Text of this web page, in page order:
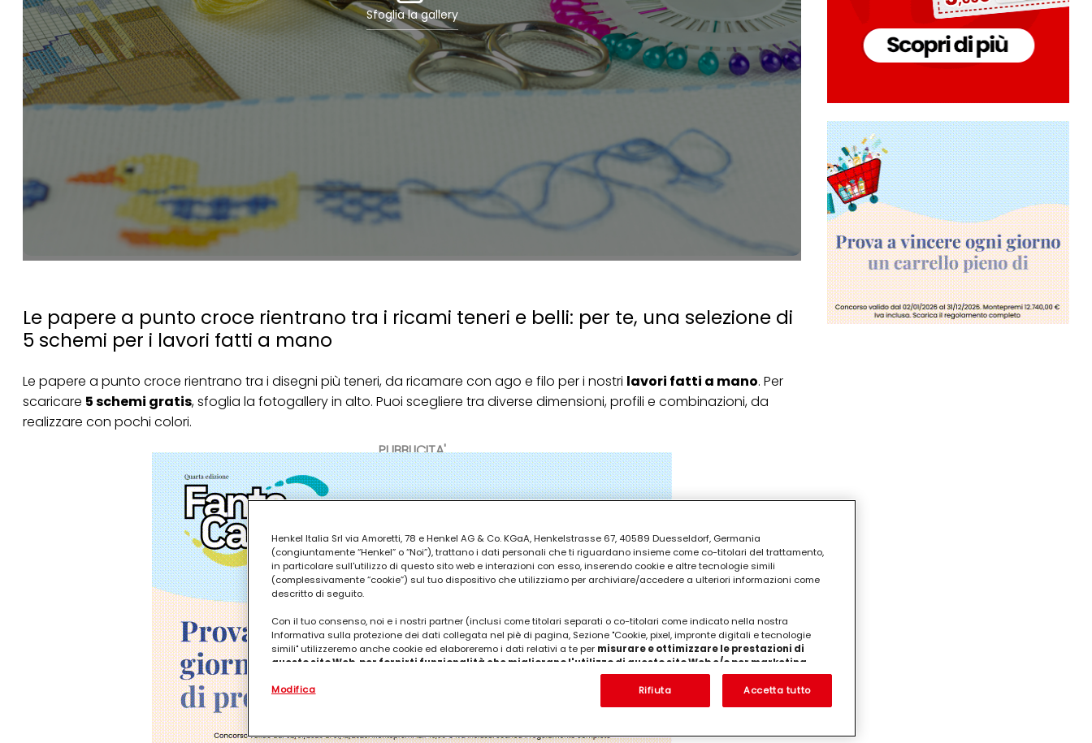
Sfoglia la gallery
Le papere a punto croce rientrano tra i ricami teneri e belli: per te, una selezione di
5 schemi per i lavori fatti a mano
PUBBLICITA'
Le papere a punto croce rientrano tra i disegni più teneri, da ricamare con ago e filo per i nostri lavori fatti a mano. Per
scaricare 5 schemi gratis, sfoglia la fotogallery in alto. Puoi scegliere tra diverse dimensioni, profili e combinazioni, da
realizzare con pochi colori.
Henkel Italia Srl via Amoretti, 78 e Henkel AG & Co. KGaA, Henkelstrasse 67, 40589 Duesseldorf, Germania
(congiuntamente “Henkel” o “Noi”), trattano i dati personali che ti riguardano insieme come co-titolari del trattamento,
in particolare sull'utilizzo di questo sito web e interazioni con esso, inserendo cookie e altre tecnologie simili
(complessivamente “cookie”) sul tuo dispositivo che utilizziamo per archiviare/accedere a ulteriori informazioni come
descritto di seguito.
Con il tuo consenso, noi e i nostri partner (inclusi come titolari separati o co-titolari come indicato nella nostra
Informativa sulla protezione dei dati collegata nel piè di pagina, Sezione "Cookie, pixel, impronte digitali e tecnologie
simili" utilizzeremo anche cookie ed elaboreremo i dati relativi a te per misurare e ottimizzare le prestazioni di
questo sito Web, per fornirti funzionalità che migliorano l'utilizzo di questo sito Web e/o per marketing
. Analizzeremo il tuo utilizzo di questo sito Web e le tue interazioni commerciali con noi
(rispettivamente dell'azienda per cui lavori) per) e su tale base tracciare i tuoi acquisti dei nostri prodotti su siti Web di
terzi, conservare le nostre informazioni sulle entità commerciali e creare profili individuali su di te che potrebbero essere
Modifica Rifiuta Accetta tutto